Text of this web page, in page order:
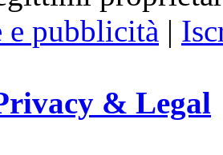
e pubblicità |
& Legal